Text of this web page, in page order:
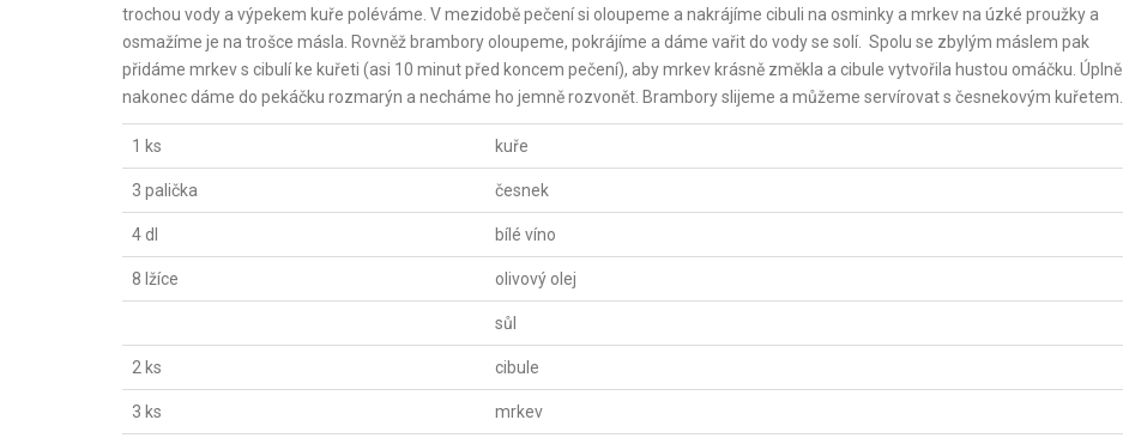
trochou vody a výpekem kuře poléváme. V mezidobě pečení si oloupeme a nakrájíme cibuli na osminky a mrkev na úzké proužky a
osmažíme je na trošce másla. Rovněž brambory oloupeme, pokrájíme a dáme vařit do vody se solí. Spolu se zbylým máslem pak
přidáme mrkev s cibulí ke kuřeti (asi 10 minut před koncem pečení), aby mrkev krásně změkla a cibule vytvořila hustou omáčku. Úplně
nakonec dáme do pekáčku rozmarýn a necháme ho jemně rozvonět. Brambory slijeme a můžeme servírovat s česnekovým kuřetem.
1 ks kuře
3 palička česnek
4 dl bílé víno
8 lžíce olivový olej
sůl
2 ks cibule
3 ks mrkev